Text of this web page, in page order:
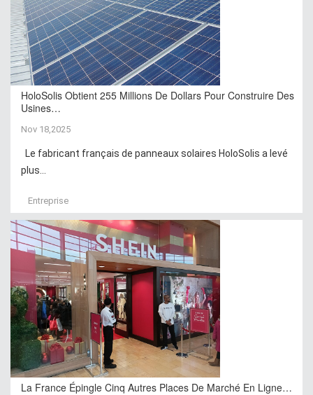
HoloSolis Obtient 255 Millions De Dollars Pour Construire Des
Usines…
Nov 18,2025
Le fabricant français de panneaux solaires HoloSolis a levé
plus...
Entreprise
La France Épingle Cinq Autres Places De Marché En Ligne…